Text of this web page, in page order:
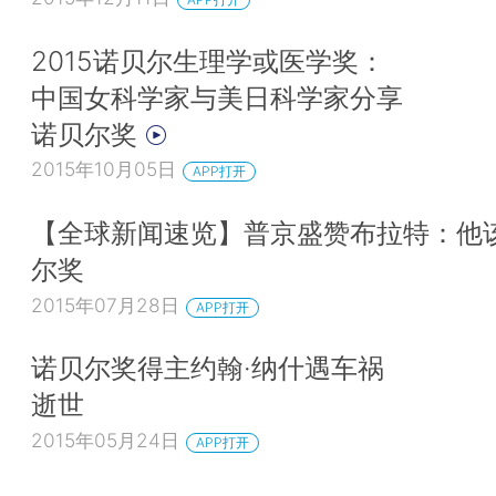
2015诺贝尔生理学或医学奖：
中国女科学家与美日科学家分享
诺贝尔奖
2015年10月05日 APP打开
【全球新闻速览】普京盛赞布拉特：他
尔奖
2015年07月28日 APP打开
诺贝尔奖得主约翰·纳什遇车祸
逝世
2015年05月24日 APP打开